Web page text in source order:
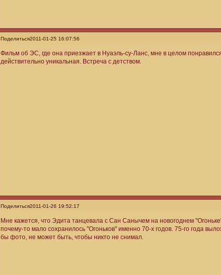
Поделиться2011-01-25 16:07:56
Фильм об ЭС, где она приезжает в Нуаэль-су-Ланс, мне в целом
действительно уникальная. Встреча с детством.
Поделиться2011-01-26 19:52:17
Мне кажется, что Эдита танцевала с Сан Санычем на новогоднем
почему-то мало сохранилось "Огоньков" именно 70-х годов. 75-го года
бы фото, не может быть, чтобы никто не снимал.